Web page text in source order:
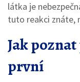
látka je
tuto reakci znáte,
Jak
první